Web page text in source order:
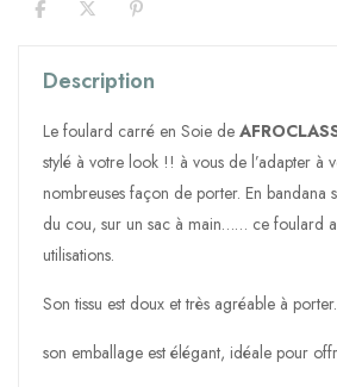
Description
Le foulard carré en Soie de
stylé à votre look !! à vous de l’adapter à
nombreuses façon de porter. En bandana
du cou, sur un sac à main…… ce foulard
utilisations.
Son tissu est doux et très agréable à porter.
son emballage est élégant, idéale pour